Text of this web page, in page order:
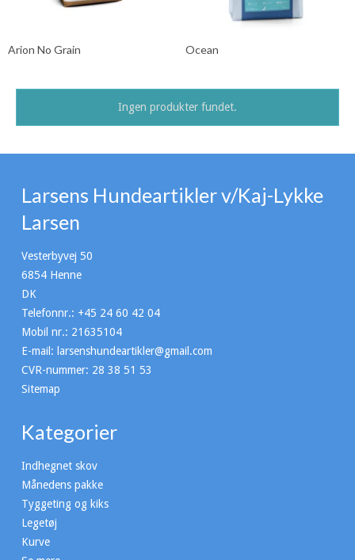
Arion No Grain Ocean
Ingen produkter fundet.
Larsens Hundeartikler v/Kaj-Lykke
Larsen
Vesterbyvej 50
6854 Henne
DK
Telefonnr.: +45 24 60 42 04
Mobil nr.: 21635104
E-mail : larsenshundeartikler@gmail.com
CVR-nummer: 28 38 51 53
Sitemap
Kategorier
Indhegnet skov
Månedens pakke
Tyggeting og kiks
Legetøj
Kurve